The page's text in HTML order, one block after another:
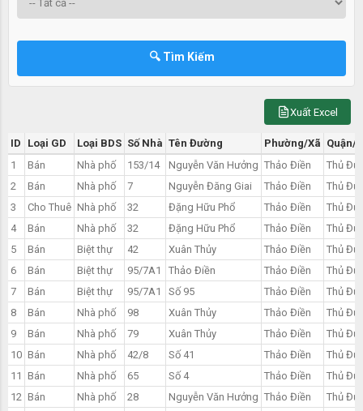
🔍 Tìm Kiếm
Xuất Excel
ID Loại GD Loại BDS Số Nhà Tên Đường Phường/Xã Quận/
1
Bán Nhà phố 153/14 Nguyễn Văn Hưởng Thảo Điền
Thủ
2
Bán Nhà phố 7 Nguyễn Đăng Giai Thảo Điền
Thủ
3
Cho Thuê Nhà phố 32 Đặng Hữu Phổ Thảo Điền
Thủ
4
Bán Nhà phố 32 Đặng Hữu Phổ Thảo Điền
Thủ
5
Bán Biệt thự 42 Xuân Thủy Thảo Điền
Thủ
6
Bán Biệt thự 95/7A1 Thảo Điền Thảo Điền
Thủ
7
Bán Biệt thự 95/7A1 Số 95 Thảo Điền
Thủ
8
Bán Nhà phố 98 Xuân Thủy Thảo Điền
Thủ
9
Bán Nhà phố 79 Xuân Thủy Thảo Điền
Thủ
10 Bán Nhà phố 42/8 Số 41 Thảo Điền
Thủ
11 Bán Nhà phố 65 Số 4 Thảo Điền
Thủ
12 Bán Nhà phố 28 Nguyễn Văn Hưởng Thảo Điền
Thủ